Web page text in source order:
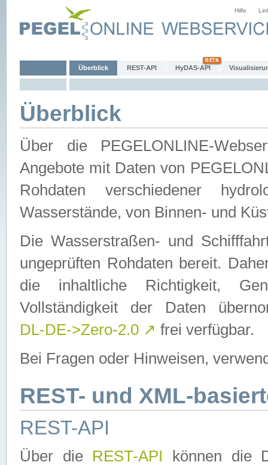
Hilfe
Überblick REST-API HyDAS-API
Überblick
Über die PEGELONLINE-
Angebote mit Daten von
Rohdaten verschiedener
Wasserstände, von Binnen- und
Die Wasserstraßen- und
ungeprüften Rohdaten bereit.
die inhaltliche Richtigkeit,
Vollständigkeit der Daten
DL-DE->Zero-2.0 ↗ frei verfügbar.
Bei Fragen oder Hinweisen,
REST- und XML-
REST-API
Über die REST-API können die